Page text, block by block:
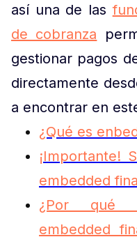
así una de las
de cobranza
gestionar pagos
directamente
a encontrar en
¿Qué es
¡Importante!
embedded
¿Por qué
embedded